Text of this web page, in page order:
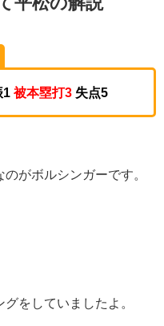
被本塁打3 失点5
がボルシンガーです。
をしていましたよ。